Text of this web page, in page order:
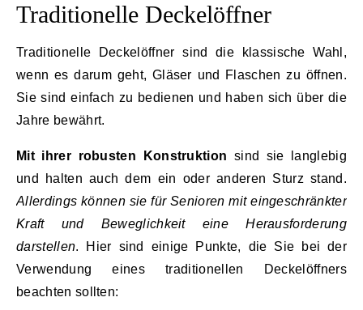
Traditionelle Deckelöffner
Traditionelle Deckelöffner sind die klassische Wahl,
wenn es darum geht, Gläser und Flaschen zu öffnen.
Sie sind einfach zu bedienen und haben sich über die
Jahre bewährt.
Mit ihrer robusten Konstruktion sind sie langlebig
und halten auch dem ein oder anderen Sturz stand.
Allerdings können sie für Senioren mit eingeschränkter
Kraft und Beweglichkeit eine Herausforderung
darstellen. Hier sind einige Punkte, die Sie bei der
Verwendung eines traditionellen Deckelöffners
beachten sollten: